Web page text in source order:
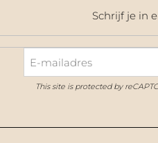
Schrijf je in
This site is protected by